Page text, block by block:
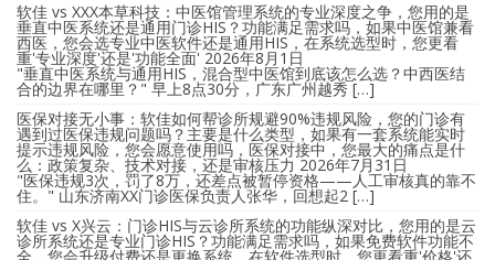
软佳 vs XXX本草科技：中医馆管理系统的专业深度之争，您用的是
垂直中医系统还是通用门诊HIS？功能满足需求吗，如果中医馆兼看
西医，您会选专业中医软件还是通用HIS，在系统选型时，您更看
重'专业深度'还是'功能全面' 2026年8月1日
"垂直中医系统与通用HIS，混合型中医馆到底该怎么选？中西医结
合的边界在哪里？" 早上8点30分，广东广州越秀 […]
医保对接无小事：软佳如何帮诊所规避90%违规风险，您的门诊有
遇到过医保违规问题吗？主要是什么类型，如果有一套系统能实时
提示违规风险，您会愿意使用吗，医保对接中，您最大的痛点是什
么：政策复杂、技术对接，还是审核压力 2026年7月31日
"医保违规3次，罚了8万，还差点被暂停资格——人工审核真的靠不
住。" 山东济南XX门诊医保负责人张华，回想起2 […]
软佳 vs X兴云：门诊HIS与云诊所系统的功能纵深对比，您用的是云
诊所系统还是专业门诊HIS？功能满足需求吗，如果免费软件功能不